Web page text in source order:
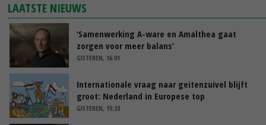
LAATSTE NIEUWS
‘Samenwerking A-ware en Amalthea gaat
zorgen voor meer balans’
GISTEREN, 16:01
Internationale vraag naar geitenzuivel blijft
groot: Nederland in Europese top
GISTEREN, 15:33